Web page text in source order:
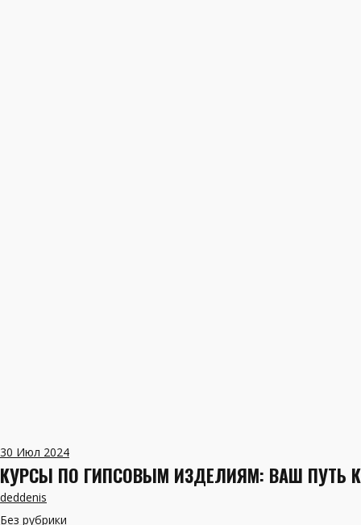
30 Июл 2024
КУРСЫ ПО ГИПСОВЫМ ИЗДЕЛИЯМ: ВАШ ПУТЬ
deddenis
Без рубрики